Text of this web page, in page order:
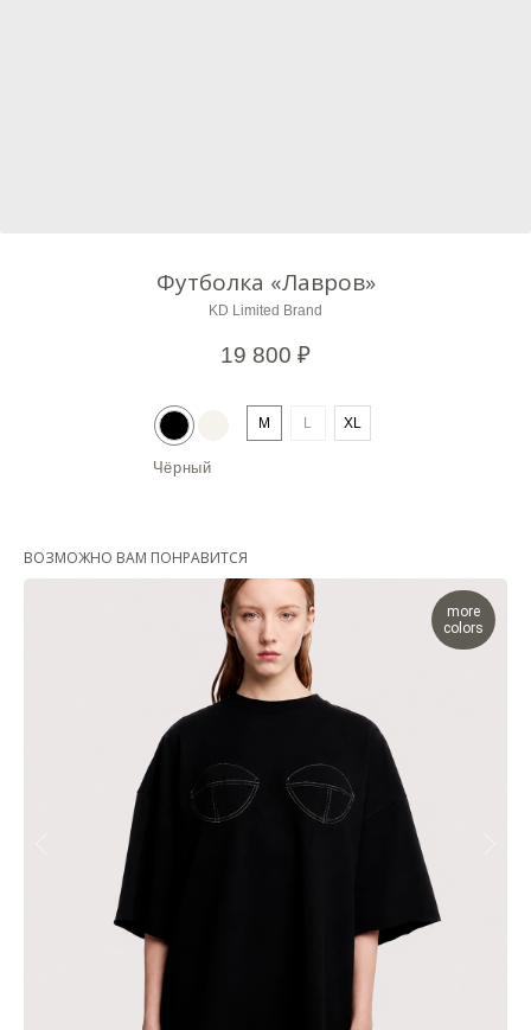
Футболка «Лавров»
KD Limited Brand
19 800 ₽
Чёрный
M L XL
ВОЗМОЖНО ВАМ ПОНРАВИТСЯ
more
colors